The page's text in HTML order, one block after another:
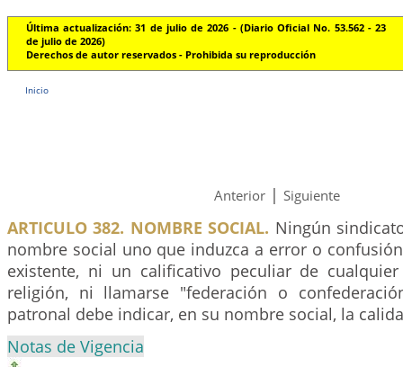
Última actualización: 31 de julio de 2026 - (Diario Oficial No. 53.562 - 23
de julio de 2026)
Derechos de autor reservados - Prohibida su reproducción
Inicio
Anterior | Siguiente
ARTICULO 382. NOMBRE SOCIAL. Ningún
nombre social uno que induzca a error o
existente, ni un calificativo peculiar de
religión, ni llamarse "federación o
patronal debe indicar, en su nombre social, la
Notas de Vigencia